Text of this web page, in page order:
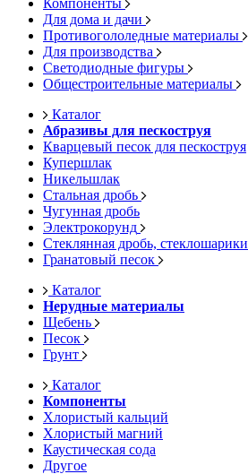
Компоненты
Для дома и дачи
Противогололедные материалы
Для производства
Светодиодные фигуры
Общестроительные материалы
Каталог
Абразивы для пескоструя
Кварцевый песок для пескоструя
Купершлак
Никельшлак
Стальная дробь
Чугунная дробь
Электрокорунд
Стеклянная дробь, стеклошарики
Гранатовый песок
Каталог
Нерудные материалы
Щебень
Песок
Грунт
Каталог
Компоненты
Хлористый кальций
Хлористый магний
Каустическая сода
Другое